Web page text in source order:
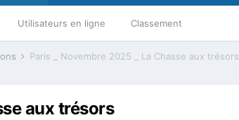
Utilisateurs en ligne Classement
Paris _ Novembre 2025 _ La Chasse aux trésors
aux trésors